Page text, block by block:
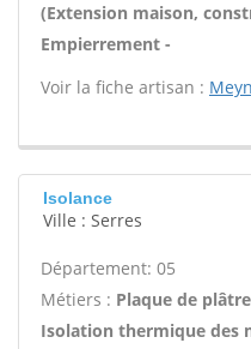
(Extension maison,
Empierrement -
Voir la fiche artisan :
Isolance
Ville : Serres
Département: 05
Métiers : Plaque de
Isolation thermique des